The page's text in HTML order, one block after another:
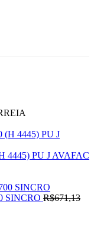
4445) PU J AVAFAC
SINCRO R$671,13O